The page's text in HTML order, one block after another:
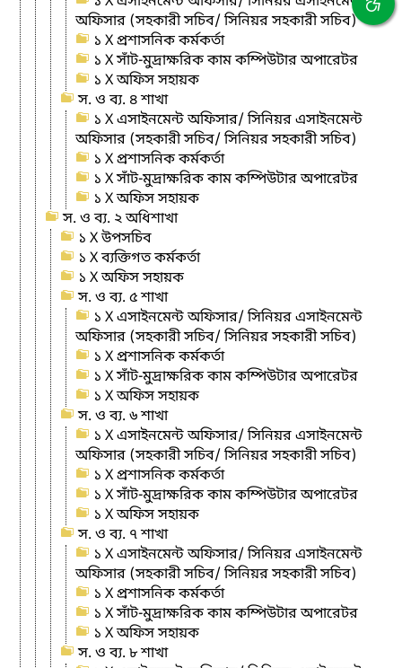
অফিসার (সহকারী সচিব/ সিনিয়র সহকারী সচিব)
১ X প্রশাসনিক কর্মকর্তা
১ X সাঁট-মুদ্রাক্ষরিক কাম কম্পিউটার অপারেটর
১ X অফিস সহায়ক
স. ও ব্য. ৪ শাখা
১ X এসাইনমেন্ট অফিসার/ সিনিয়র এসাইনমেন্ট
অফিসার (সহকারী সচিব/ সিনিয়র সহকারী সচিব)
১ X প্রশাসনিক কর্মকর্তা
১ X সাঁট-মুদ্রাক্ষরিক কাম কম্পিউটার অপারেটর
১ X অফিস সহায়ক
স. ও ব্য. ২ অধিশাখা
১ X উপসচিব
১ X ব্যক্তিগত কর্মকর্তা
১ X অফিস সহায়ক
স. ও ব্য. ৫ শাখা
১ X এসাইনমেন্ট অফিসার/ সিনিয়র এসাইনমেন্ট
অফিসার (সহকারী সচিব/ সিনিয়র সহকারী সচিব)
১ X প্রশাসনিক কর্মকর্তা
১ X সাঁট-মুদ্রাক্ষরিক কাম কম্পিউটার অপারেটর
১ X অফিস সহায়ক
স. ও ব্য. ৬ শাখা
১ X এসাইনমেন্ট অফিসার/ সিনিয়র এসাইনমেন্ট
অফিসার (সহকারী সচিব/ সিনিয়র সহকারী সচিব)
১ X প্রশাসনিক কর্মকর্তা
১ X সাঁট-মুদ্রাক্ষরিক কাম কম্পিউটার অপারেটর
১ X অফিস সহায়ক
স. ও ব্য. ৭ শাখা
১ X এসাইনমেন্ট অফিসার/ সিনিয়র এসাইনমেন্ট
অফিসার (সহকারী সচিব/ সিনিয়র সহকারী সচিব)
১ X প্রশাসনিক কর্মকর্তা
১ X সাঁট-মুদ্রাক্ষরিক কাম কম্পিউটার অপারেটর
১ X অফিস সহায়ক
স. ও ব্য. ৮ শাখা